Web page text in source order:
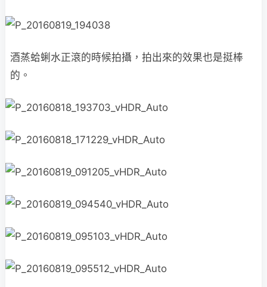
酒蒸蛤蜊水正滾的時候拍攝，拍出來的效果也是挺棒
的。